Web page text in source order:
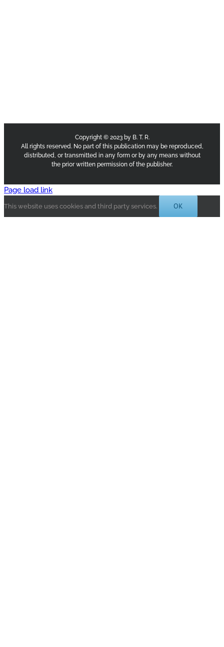
Copyright © 2023 by B. T. R.
All rights reserved. No part of this publication may be reproduced,
distributed, or transmitted in any form or by any means without
the prior written permission of the publisher.
Page load link
This website uses cookies and third party services. OK